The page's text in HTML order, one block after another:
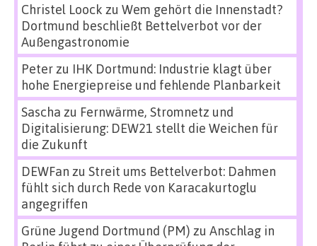
Christel Loock zu Wem gehört die Innenstadt?
Dortmund beschließt Bettelverbot vor der
Außengastronomie
Peterzu IHK Dortmund: Industrie klagt über
hohe Energiepreise und fehlende Planbarkeit
Sascha zu Fernwärme, Stromnetz und
Digitalisierung: DEW21 stellt die Weichen für
die Zukunft
DEWFan zu Streit ums Bettelverbot: Dahmen
fühlt sich durch Rede von Karacakurtoglu
angegriffen
Grüne Jugend Dortmund (PM) zu Anschlag in